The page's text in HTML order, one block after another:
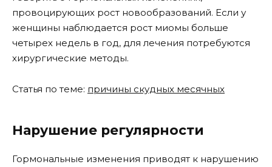
провоцирующих рост новообразований. Если у
женщины наблюдается рост миомы больше
четырех недель в год, для лечения потребуются
хирургические методы.
Статья по теме: причины скудных месячных
Нарушение регулярности
Гормональные изменения приводят к нарушению